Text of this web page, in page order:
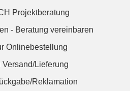
Projektberatung
- Beratung vereinbaren
Onlinebestellung
Versand/Lieferung
Reklamation